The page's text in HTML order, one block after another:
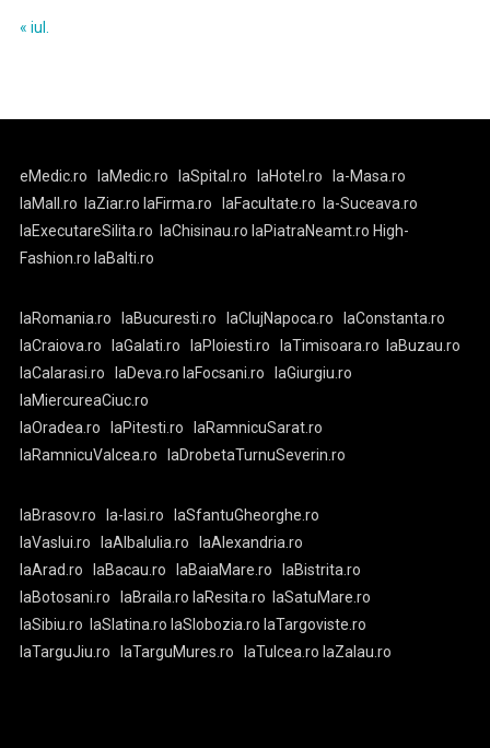
« iul.
eMedic.ro laMedic.ro laSpital.ro laHotel.ro
la-Masa.ro
laMall.ro
laZiar.ro laFirma.ro laFacultate.ro
la-Suceava.ro
laExecutareSilita.ro
laChisinau.ro laPiatraNeamt.ro High-
Fashion.ro laBalti.ro
laRomania.ro laBucuresti.ro laClujNapoca.ro
laConstanta.ro
laCraiova.ro
laGalati.ro laPloiesti.ro laTimisoara.ro
laBuzau.ro
laCalarasi.ro
laDeva.ro laFocsani.ro
laGiurgiu.ro
laMiercureaCiuc.ro
laOradea.ro
laPitesti.ro
laRamnicuSarat.ro
laRamnicuValcea.ro
laDrobetaTurnuSeverin.ro
laBrasov.ro la-Iasi.ro
laSfantuGheorghe.ro
laVaslui.ro
laAlbaIulia.ro
laAlexandria.ro
laArad.ro
laBacau.ro laBaiaMare.ro
laBistrita.ro
laBotosani.ro
laBraila.ro laResita.ro
laSatuMare.ro
laSibiu.ro
laSlatina.ro laSlobozia.ro laTargoviste.ro
laTarguJiu.ro
laTarguMures.ro laTulcea.ro laZalau.ro